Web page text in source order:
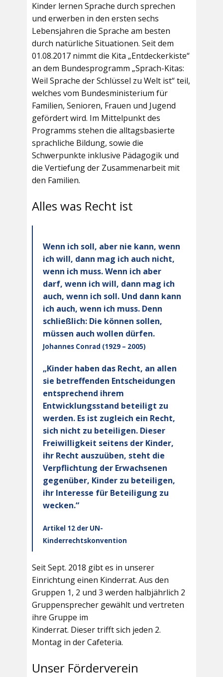
Kinder lernen Sprache durch sprechen
und erwerben in den ersten sechs
Lebensjahren die Sprache am besten
durch natürliche Situationen. Seit dem
01.08.2017 nimmt die Kita „Entdeckerkiste“
an dem Bundesprogramm „Sprach-Kitas:
Weil Sprache der Schlüssel zu Welt ist“ teil,
welches vom Bundesministerium für
Familien, Senioren, Frauen und Jugend
gefördert wird. Im Mittelpunkt des
Programms stehen die alltagsbasierte
sprachliche Bildung, sowie die
Schwerpunkte inklusive Pädagogik und
die Vertiefung der Zusammenarbeit mit
den Familien.
Alles was Recht ist
Wenn ich soll, aber nie kann, wenn
ich will, dann mag ich auch nicht,
wenn ich muss. Wenn ich aber
darf, wenn ich will, dann mag ich
auch, wenn ich soll. Und dann kann
ich auch, wenn ich muss. Denn
schließlich: Die können sollen,
müssen auch wollen dürfen.
Johannes Conrad (1929 – 2005)
„Kinder haben das Recht, an allen
sie betreffenden Entscheidungen
entsprechend ihrem
Entwicklungsstand beteiligt zu
werden. Es ist zugleich ein Recht,
sich nicht zu beteiligen. Dieser
Freiwilligkeit seitens der Kinder,
ihr Recht auszuüben, steht die
Verpflichtung der Erwachsenen
gegenüber, Kinder zu beteiligen,
ihr Interesse für Beteiligung zu
wecken.“
Artikel 12 der UN-
Kinderrechtskonvention
Seit Sept. 2018 gibt es in unserer
Einrichtung einen Kinderrat. Aus den
Gruppen 1, 2 und 3 werden halbjährlich 2
Gruppensprecher gewählt und vertreten
ihre Gruppe im
Kinderrat. Dieser trifft sich jeden 2.
Montag in der Cafeteria.
Unser Förderverein